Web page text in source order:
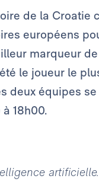
de la Croatie
européens
marqueur
le joueur le
deux équipes
18h00.